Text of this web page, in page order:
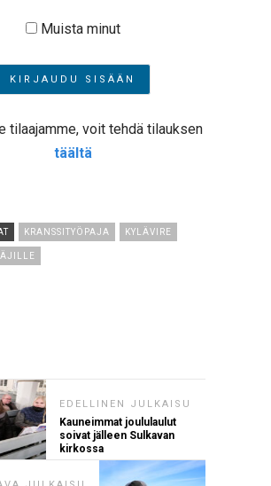
Muista minut
tilaajamme, voit tehdä tilauksen
täältä
KRANSSITYÖPAJA KYLÄVIRE
EDELLINEN JULKAISU
Kauneimmat joululaulut
soivat jälleen Sulkavan
kirkossa